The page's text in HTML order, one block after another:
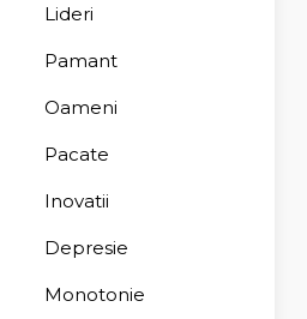
Lideri
Pamant
Oameni
Pacate
Inovatii
Depresie
Monotonie